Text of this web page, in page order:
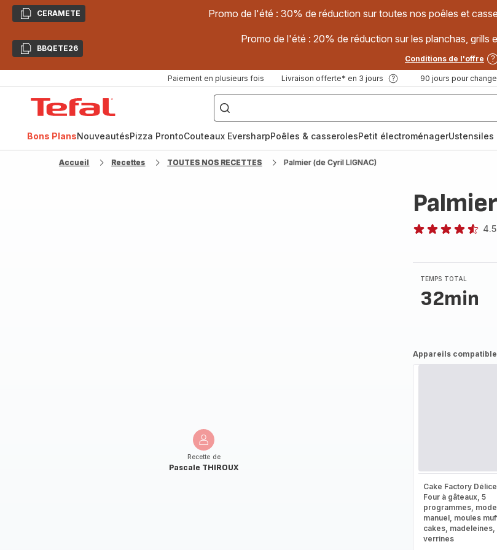
CopierCERAMETE Promo de l'été : 30% de réduction sur toutes nos poêles et
CopierBBQETE26
Promo de l'été : 20% de réduction sur les planchas, grills
Conditions de l'offre
Paiement en plusieurs fois Livraison offerte* en 3 jours 90 jours pour
["Poêles
inox,
Cake
Factory,
Bons PlansNouveautésPizza ProntoCouteaux EversharpPoêles & casserolesPetit électroménagerUstensiles
Accueil Recettes TOUTES NOS RECETTES Palmier (de Cyril LIGNAC)
Recette de
Pascale THIROUX
4.5
TEMPS TOTAL
32min
Appareils
Cake Factory
Four à gâteaux, 5
programmes, mode
manuel, moules
cakes, madeleines,
verrines